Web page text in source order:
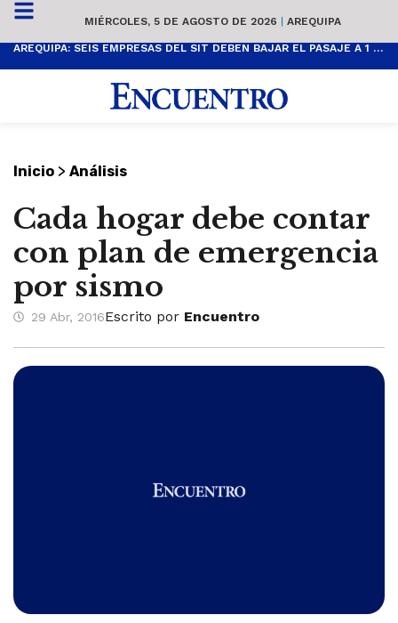
MIÉRCOLES, 5 DE AGOSTO DE 2026 | AREQUIPA
AREQUIPA: SEIS EMPRESAS DEL SIT DEBEN BAJAR EL PASAJE A 1 SOL
Inicio > Análisis
Cada hogar debe contar
con plan de emergencia
por sismo
29 Abr, 2016Escrito por Encuentro